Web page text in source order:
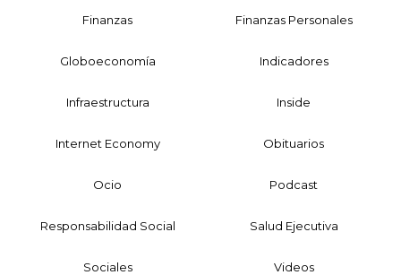
Finanzas Finanzas Personales
Globoeconomía Indicadores
Infraestructura Inside
Internet Economy Obituarios
Ocio Podcast
Responsabilidad Social Salud Ejecutiva
Sociales Videos